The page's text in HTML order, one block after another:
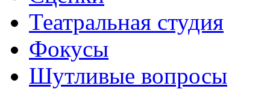
Театральная студия
Фокусы
Шутливые вопросы